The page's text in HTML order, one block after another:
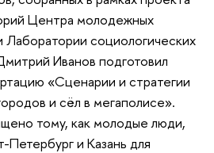
Центра молодежных
социологических
Иванов подготовил
«Сценарии и стратегии
и сёл в мегаполисе».
тому, как молодые люди,
и Казань для